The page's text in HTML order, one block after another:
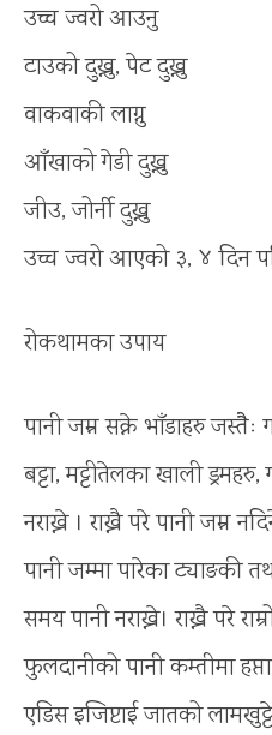
उच्च ज्वरो आउनु
टाउको दुख्नु, पेट दुख्नु
वाकवाकी लाग्नु
आँखाको गेडी दुख्नु
जीउ, जोर्नी दुख्नु
उच्च ज्वरो आएको ३, ४ दिन
रोकथामका उपाय
पानी जम्न सक्ने भाँडाहरु
बट्टा, मट्टीतेलका खाली
नराख्ने । राख्नै परे पानी जम्न
पानी जम्मा पारेका ट्याङकी
समय पानी नराख्ने। राख्नै परे
फुलदानीको पानी कम्तीमा
एडिस इजिप्टाई जातको